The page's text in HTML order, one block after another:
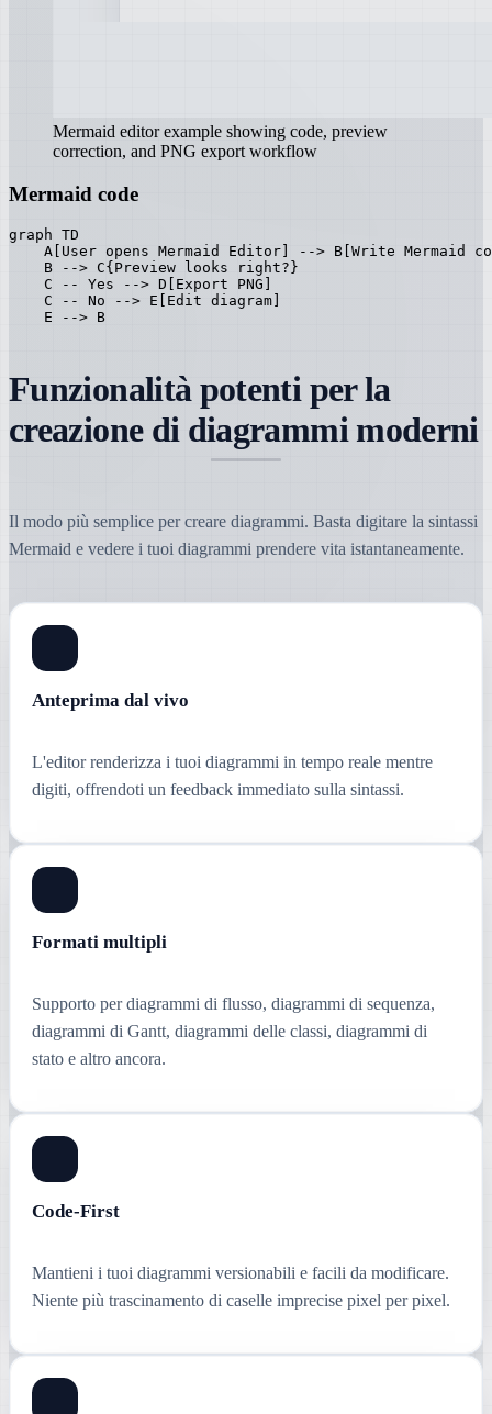
Mermaid editor example showing code, preview
correction, and PNG export workflow
Mermaid code
graph TD
A[User opens Mermaid Editor] --> B[Write Mermaid
    B --> C{Preview looks right?}
    C -- Yes --> D[Export PNG]
    C -- No --> E[Edit diagram]
    E --> B
Funzionalità potenti per la
creazione di diagrammi moderni
Il modo più semplice per creare diagrammi. Basta digitare la sintassi
Mermaid e vedere i tuoi diagrammi prendere vita istantaneamente.
Anteprima dal vivo
L'editor renderizza i tuoi diagrammi in tempo reale mentre
digiti, offrendoti un feedback immediato sulla sintassi.
Formati multipli
Supporto per diagrammi di flusso, diagrammi di sequenza,
diagrammi di Gantt, diagrammi delle classi, diagrammi di
stato e altro ancora.
Code-First
Mantieni i tuoi diagrammi versionabili e facili da modificare.
Niente più trascinamento di caselle imprecise pixel per pixel.